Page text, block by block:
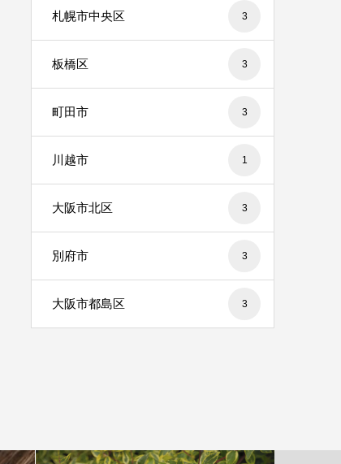
札幌市中央区 3
板橋区 3
町田市 3
川越市 1
大阪市北区 3
別府市 3
大阪市都島区 3